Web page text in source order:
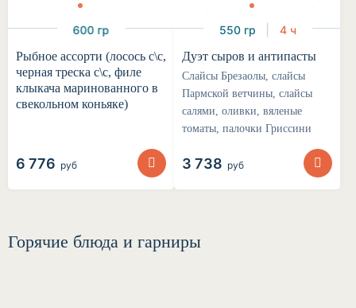
600 гр
Рыбное ассорти (лосось с\с,
черная треска с\с, филе
клыкача маринованного в
свекольном коньяке)
6 776 руб
550 гр
4 ч
Дуэт сыров и антипасты
Слайсы Брезаолы, слайсы
Пармской ветчины, слайсы
салями, оливки, вяленые
томаты, палочки Гриссини
3 738 руб
Горячие блюда и гарниры